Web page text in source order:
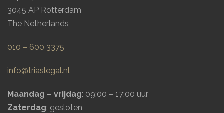
3045 AP Rotterdam
The Netherlands
010 – 600 3375
info@triaslegal.nl
Maandag – vrijdag: 09:00 – 17:00 uur
Zaterdag: gesloten